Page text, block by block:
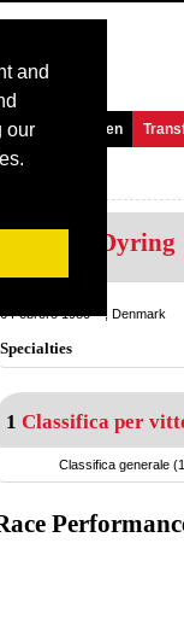
and
our
Women
Rasmus Dyring
6 Febrero 1980 , Denmark
Specialties
1 Classifica per
Classifica generale